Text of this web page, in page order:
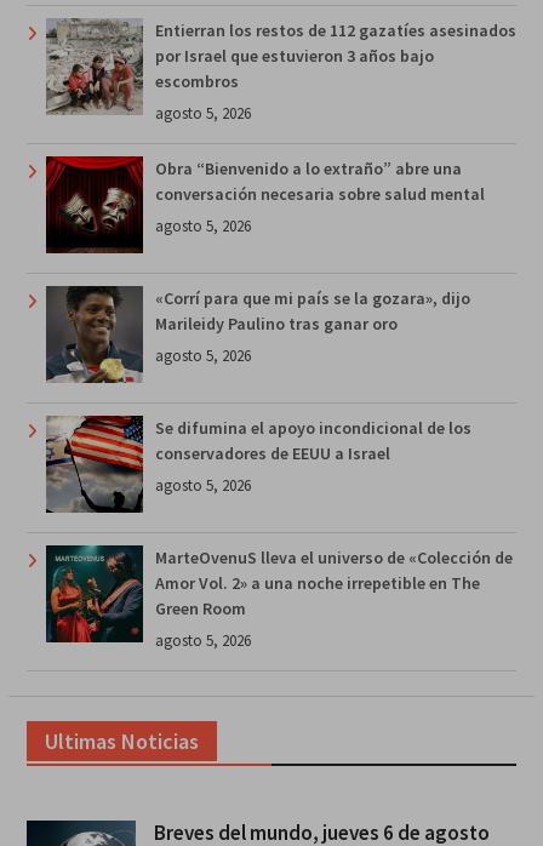
Entierran los restos de 112 gazatíes asesinados
por Israel que estuvieron 3 años bajo
escombros
agosto 5, 2026
Obra “Bienvenido a lo extraño” abre una
conversación necesaria sobre salud mental
agosto 5, 2026
«Corrí para que mi país se la gozara», dijo
Marileidy Paulino tras ganar oro
agosto 5, 2026
Se difumina el apoyo incondicional de los
conservadores de EEUU a Israel
agosto 5, 2026
MarteOvenuS lleva el universo de «Colección de
Amor Vol. 2» a una noche irrepetible en The
Green Room
agosto 5, 2026
Ultimas Noticias
Breves del mundo, jueves 6 de agosto